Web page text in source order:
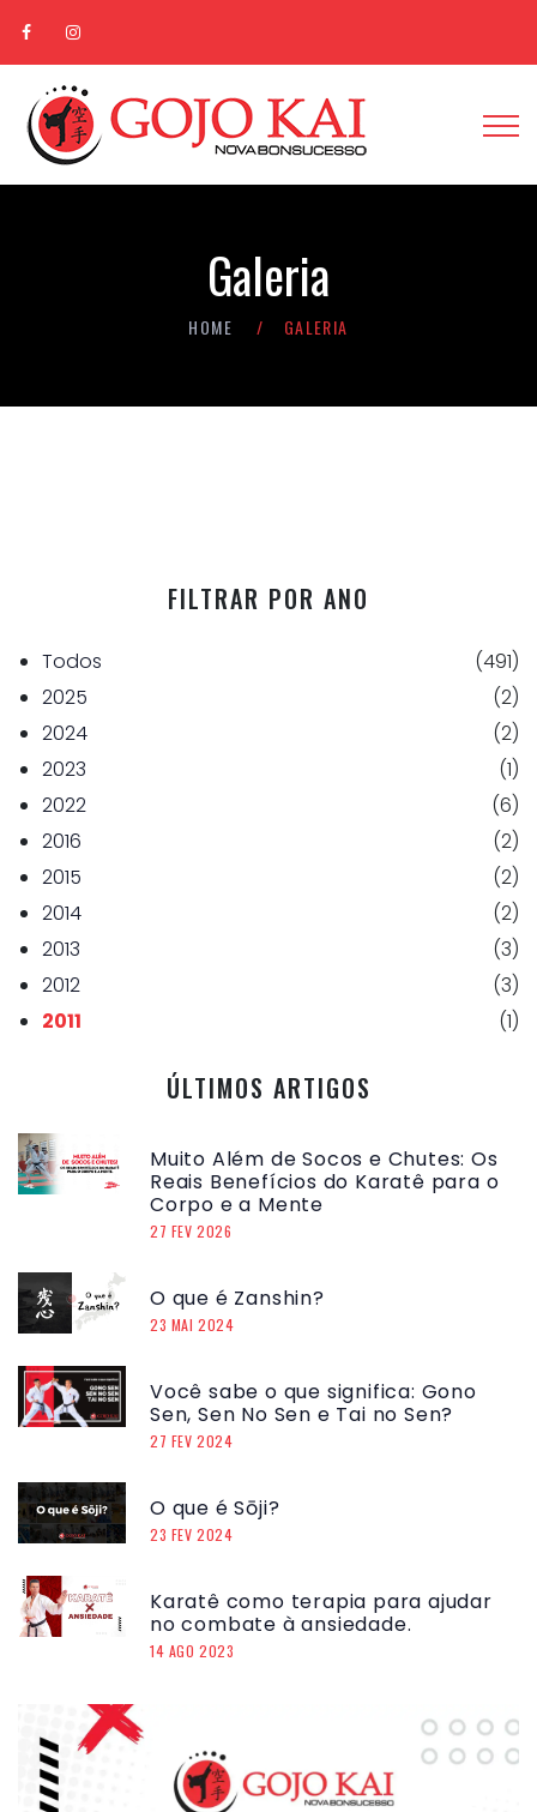
Galeria
HOME GALERIA
FILTRAR POR ANO
Todos
(491)
2025
(2)
2024
(2)
2023
(1)
2022
(6)
2016
(2)
2015
(2)
2014
(2)
2013
(3)
2012
(3)
2011
(1)
ÚLTIMOS ARTIGOS
Muito Além de Socos e Chutes: Os
Reais Benefícios do Karatê para o
Corpo e a Mente
27 FEV 2026
O que é Zanshin?
23 MAI 2024
Você sabe o que significa: Gono
Sen, Sen No Sen e Tai no Sen?
27 FEV 2024
O que é Sōji?
23 FEV 2024
Karatê como terapia para ajudar
no combate à ansiedade.
14 AGO 2023